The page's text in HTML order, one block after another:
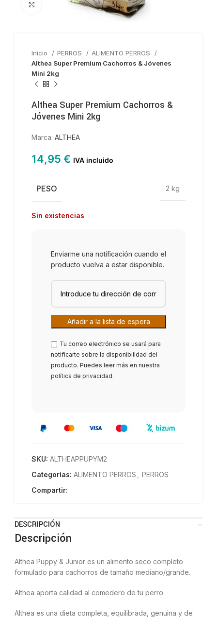
Haga clic para ampliar
Inicio PERROS
ALIMENTO PERROS
Althea Super Premium Cachorros & Jóvenes
Mini 2kg
Althea Super Premium Cachorros &
Jóvenes Mini 2kg
Marca: ALTHEA
14,95 € IVA incluido
PESO 2 kg
Sin existencias
Enviarme una notificación cuando el
producto vuelva a estar disponible.
Tu correo electrónico se usará para
notificarte sobre la disponibilidad del
producto. Puedes leer más en nuestra
política de privacidad.
SKU: ALTHEAPPUPYM2
Categorías: ALIMENTO PERROS
PERROS
Compartir:
DESCRIPCIÓN
Descripción
Althea Puppy & Junior es un alimento seco completo
formulado para cachorros de tamaño mediano/grande.
Althea aporta calidad al comedero de tu perro.
Althea es una dieta completa, equilibrada, genuina y de